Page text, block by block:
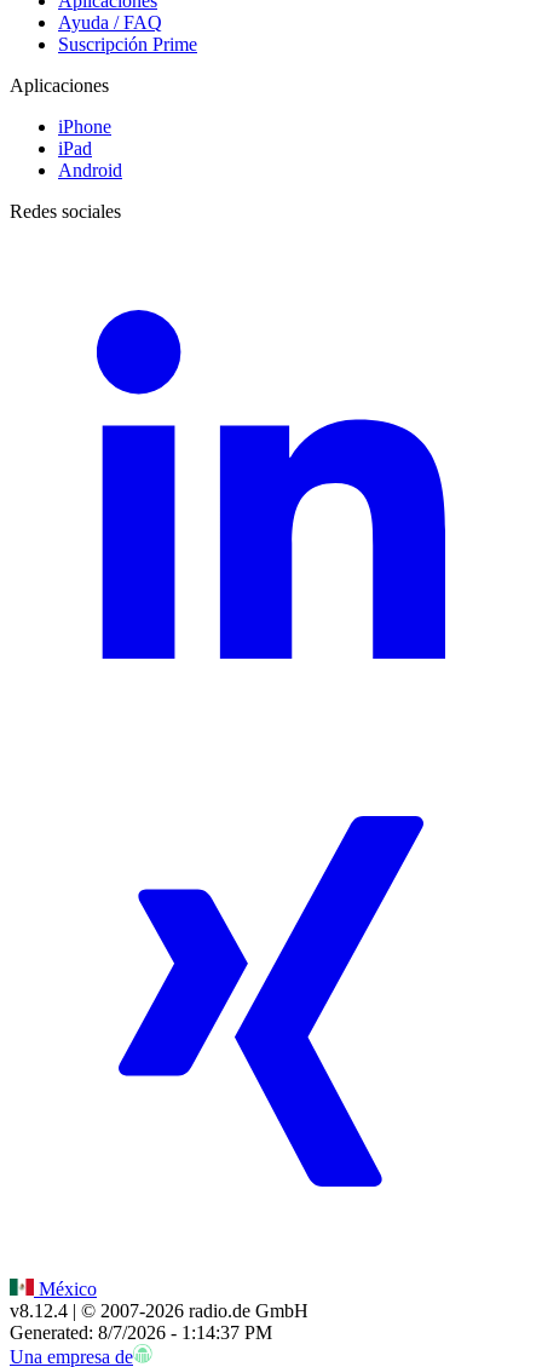
Ayuda / FAQ
Suscripción Prime
Aplicaciones
iPhone
iPad
Android
Redes sociales
México
v8.12.4 | © 2007-2026 radio.de GmbH
Generated: 8/7/2026 - 1:14:37 PM
Una empresa de